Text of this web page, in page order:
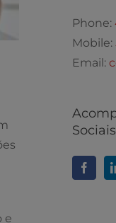
e
Phone:
Mobile:
Email:
Sociais